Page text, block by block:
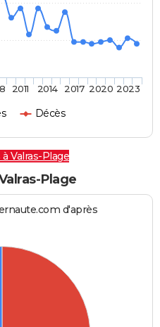
Décès
2011 2014 2017 2020 2023
Valras-Plage
Plage
d'après